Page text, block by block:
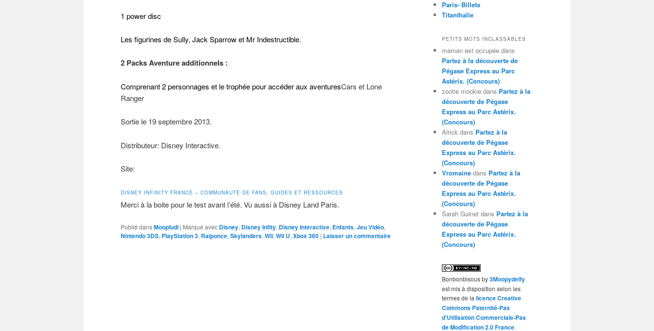
1 power disc
Les figurines de Sully, Jack Sparrow et Mr Indestructible.
2 Packs Aventure additionnels :
Comprenant 2 personnages et le trophée pour accéder aux aventuresCars et Lone
Ranger
Sortie le 19 septembre 2013.
Distributeur: Disney Interactive.
Site:
DISNEY INFINITY FRANCE – COMMUNAUTÉ DE FANS, GUIDES ET RESSOURCES
Merci à la boite pour le test avant l’été. Vu aussi à Disney Land Paris.
Publié dansMoopludi | Marqué avec Disney, Disney Infity, Disney Interactive, Enfants, Jeu Vidéo,
Nintendo 3DS, PlayStation 3, Raiponce, Skylanders, Wii, Wii U, Xbox 360 | Laisser un commentaire
Paris- Billets
Titanthalie
PETITS MOTS INCLASSABLES
maman est occupée dans
Partez à la découverte de
Pégase Express au Parc
Astérix. (Concours)
zootie mookie dans Partez à la
découverte de Pégase
Express au Parc Astérix.
(Concours)
Alrick dans Partez à la
découverte de Pégase
Express au Parc Astérix.
(Concours)
Vromaine dans Partez à la
découverte de Pégase
Express au Parc Astérix.
(Concours)
Sarah Guinet dans Partez à la
découverte de Pégase
Express au Parc Astérix.
(Concours)
Bonbonbisousby3Moopydelfy
est mis à disposition selon les
termes de la licence Creative
Commons Paternité-Pas
d'Utilisation Commerciale-Pas
de Modification 2.0 France.